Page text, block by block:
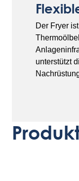
Der Fryer
unterstützt